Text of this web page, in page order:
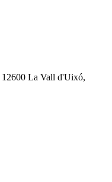
La Vall d'Uixó,